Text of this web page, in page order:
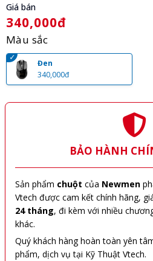
Giá bán
340,000đ
Màu sắc
Đen
340,000đ
BẢO HÀNH
Sản phẩm chuột của Newmen
Vtech được cam kết chính hãng,
24 tháng, đi kèm với nhiều
khác.
Quý khách hàng hoàn toàn yên
phẩm, dịch vụ tại Kỹ Thuật Vtech.